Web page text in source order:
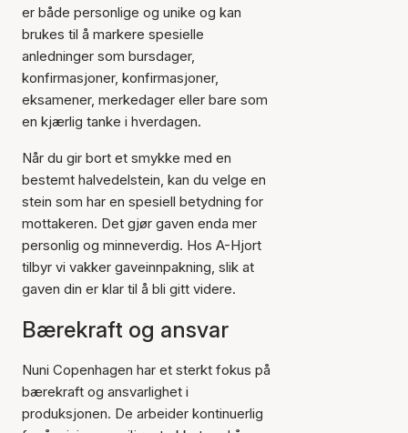
er både personlige og unike og kan
brukes til å markere spesielle
anledninger som bursdager,
konfirmasjoner, konfirmasjoner,
eksamener, merkedager eller bare som
en kjærlig tanke i hverdagen.
Når du gir bort et smykke med en
bestemt halvedelstein, kan du velge en
stein som har en spesiell betydning for
mottakeren. Det gjør gaven enda mer
personlig og minneverdig. Hos A-Hjort
tilbyr vi vakker gaveinnpakning, slik at
gaven din er klar til å bli gitt videre.
Bærekraft og ansvar
Nuni Copenhagen har et sterkt fokus på
bærekraft og ansvarlighet i
produksjonen. De arbeider kontinuerlig